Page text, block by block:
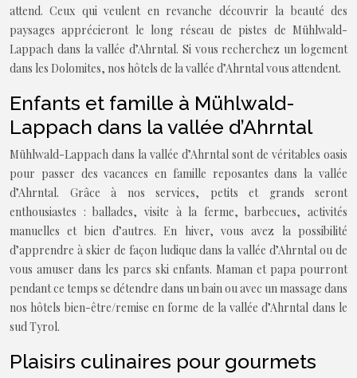
attend. Ceux qui veulent en revanche découvrir la beauté des
paysages apprécieront le long réseau de pistes de Mühlwald-
Lappach dans la vallée d’Ahrntal. Si vous recherchez un logement
dans les Dolomites, nos hôtels de la vallée d’Ahrntal vous attendent.
Enfants et famille à Mühlwald-
Lappach dans la vallée d’Ahrntal
Mühlwald-Lappach dans la vallée d’Ahrntal sont de véritables oasis
pour passer des vacances en famille reposantes dans la vallée
d’Ahrntal. Grâce à nos services, petits et grands seront
enthousiastes : ballades, visite à la ferme, barbecues, activités
manuelles et bien d’autres. En hiver, vous avez la possibilité
d’apprendre à skier de façon ludique dans la vallée d’Ahrntal ou de
vous amuser dans les parcs ski enfants. Maman et papa pourront
pendant ce temps se détendre dans un bain ou avec un massage dans
nos hôtels bien-être/remise en forme de la vallée d’Ahrntal dans le
sud Tyrol.
Plaisirs culinaires pour gourmets